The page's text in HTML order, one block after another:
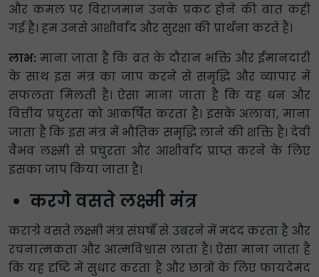
और कमल पर विराजमान उनके प्रकट होने की बात कही
गई है। हम उनसे आशीर्वाद और सुरक्षा की प्रार्थना करते हैं।
लाभ: माना जाता है कि व्रत के दौरान भक्ति और ईमानदारी
के साथ इस मंत्र का जाप करने से समृद्धि और व्यापार में
सफलता मिलती है। ऐसा माना जाता है कि यह धन और
वित्तीय प्रचुरता को आकर्षित करता है। इसके अलावा, माना
जाता है कि इस मंत्र में भौतिक समृद्धि लाने की शक्ति है। देवी
वैभव लक्ष्मी से प्रचुरता और आशीर्वाद प्राप्त करने के लिए
इसका जाप किया जाता है।
करगे वसते लक्ष्मी मंत्र
कराग्रे वसते लक्ष्मी मंत्र संघर्षों से उबरने में मदद करता है और
रचनात्मकता और आत्मविश्वास लाता है। ऐसा माना जाता है
कि यह दृष्टि में सुधार करता है और छात्रों के लिए फायदेमंद